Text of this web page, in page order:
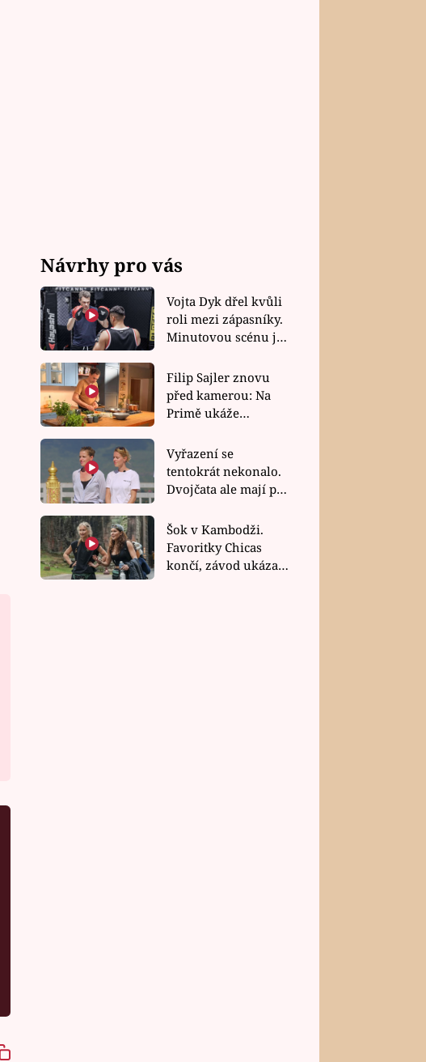
Návrhy pro vás
Vojta Dyk dřel kvůli
roli mezi zápasníky.
Minutovou scénu jel
Filip Sajler znovu
před kamerou: Na
Primě ukáže
rychlé recepty
Vyřazení se
tentokrát nekonalo.
Dvojčata ale mají po
závodu nůž na krku
Šok v Kambodži.
Favoritky Chicas
končí, závod ukázal